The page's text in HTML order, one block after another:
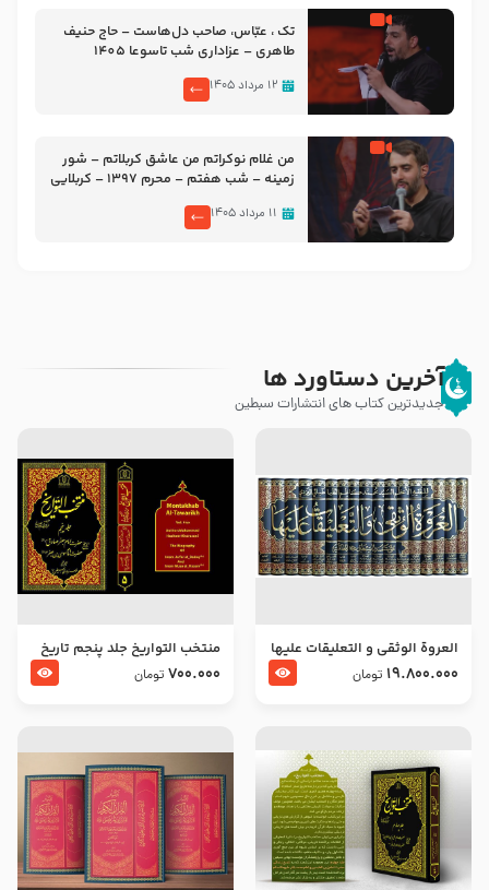
تک ، عبّاس، صاحب دل‌هاست – حاج حنیف
طاهری – عزاداری شب تاسوعا 1405
۱۲ مرداد ۱۴۰۵
من غلام نوکراتم من عاشق کربلاتم – شور
زمینه – شب هفتم – محرم 1397 – کربلایی
۱۱ مرداد ۱۴۰۵
آخرین دستاورد ها
جدیدترین کتاب های انتشارات سبطین
العروة الوثقى و التعليقات عليها
– طرح جدید
19.800.000 تومان
منتخب التواریخ جلد پنجم تاریخ
امام جعفر صادق و امام موسی
700.000 تومان